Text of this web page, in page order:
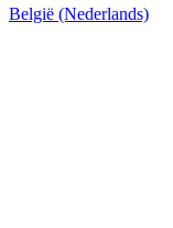
België (Nederlands)